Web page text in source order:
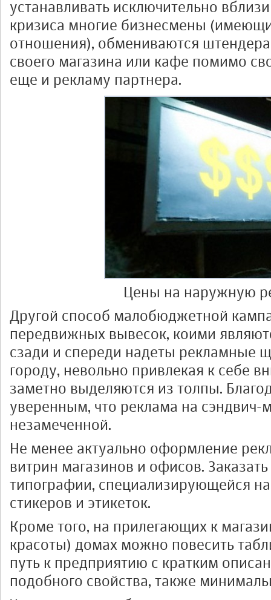
устанавливать исключительно
кризиса многие бизнесмены
отношения), обмениваются
своего магазина или кафе помимо
еще и рекламу партнера.
Цены на наружную
Другой способ малобюджетной
передвижных вывесок, коими
сзади и спереди надеты рекламные
городу, невольно привлекая к себе
заметно выделяются из толпы.
уверенным, что реклама на сэндвич-
незамеченной.
Не менее актуально оформление
витрин магазинов и офисов.
типографии, специализирующейся на
стикеров и этикеток.
Кроме того, на прилегающих к
красоты) домах можно повесить
путь к предприятию с кратким
подобного свойства, также